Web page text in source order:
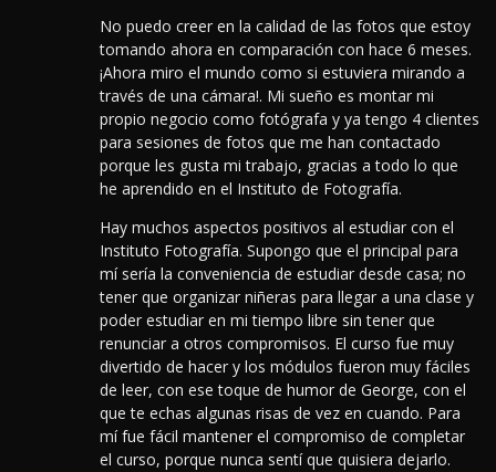
No puedo creer en la calidad de las fotos que estoy
tomando ahora en comparación con hace 6 meses.
¡Ahora miro el mundo como si estuviera mirando a
través de una cámara!. Mi sueño es montar mi
propio negocio como fotógrafa y ya tengo 4 clientes
para sesiones de fotos que me han contactado
porque les gusta mi trabajo, gracias a todo lo que
he aprendido en el Instituto de Fotografía.
Hay muchos aspectos positivos al estudiar con el
Instituto Fotografía. Supongo que el principal para
mí sería la conveniencia de estudiar desde casa; no
tener que organizar niñeras para llegar a una clase y
poder estudiar en mi tiempo libre sin tener que
renunciar a otros compromisos. El curso fue muy
divertido de hacer y los módulos fueron muy fáciles
de leer, con ese toque de humor de George, con el
que te echas algunas risas de vez en cuando. Para
mí fue fácil mantener el compromiso de completar
el curso, porque nunca sentí que quisiera dejarlo.